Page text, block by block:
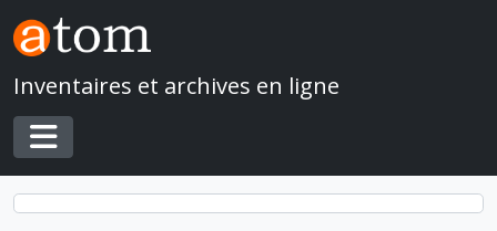
Skip to main content
Inventaires et archives en ligne
Toggle navigation